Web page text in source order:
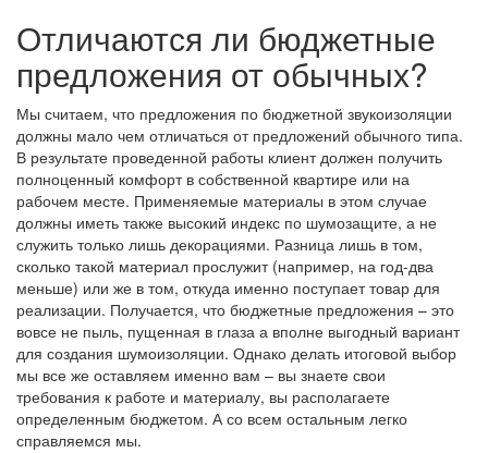
Отличаются ли бюджетные
предложения от обычных?
Мы считаем, что предложения по бюджетной звукоизоляции
должны мало чем отличаться от предложений обычного типа.
В результате проведенной работы клиент должен получить
полноценный комфорт в собственной квартире или на
рабочем месте. Применяемые материалы в этом случае
должны иметь также высокий индекс по шумозащите, а не
служить только лишь декорациями. Разница лишь в том,
сколько такой материал прослужит (например, на год-два
меньше) или же в том, откуда именно поступает товар для
реализации. Получается, что бюджетные предложения – это
вовсе не пыль, пущенная в глаза а вполне выгодный вариант
для создания шумоизоляции. Однако делать итоговой выбор
мы все же оставляем именно вам – вы знаете свои
требования к работе и материалу, вы располагаете
определенным бюджетом. А со всем остальным легко
справляемся мы.